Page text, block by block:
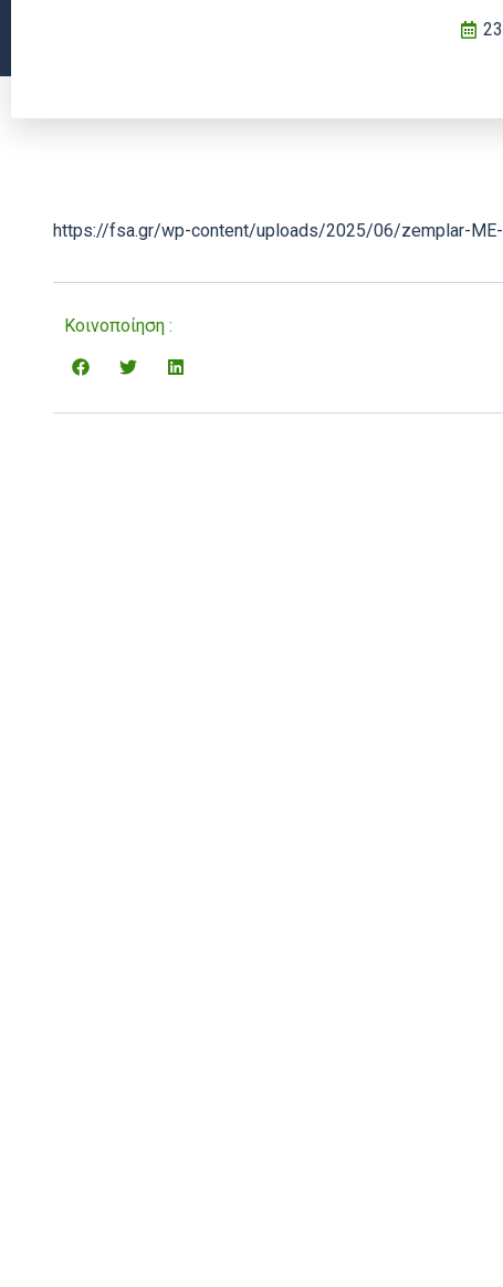
https://fsa.gr/wp-content/uploads/2025/06/zemplar-ME-
Κοινοποίηση :